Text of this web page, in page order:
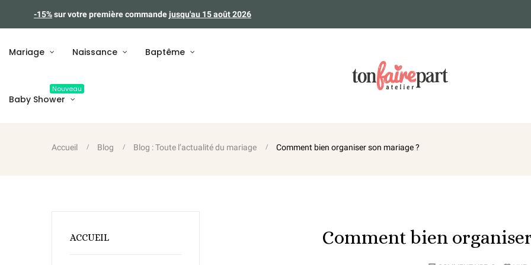
-15%sur votre première commandejusqu'au 15 août 2026
Mariage Naissance Baptême
Baby Shower
Nouveau
Accueil Blog Blog : Toute l’actualité du mariage Comment bien organiser son mariage ?
ACCUEIL Comment bien